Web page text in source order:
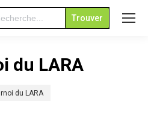
du LARA
du LARA